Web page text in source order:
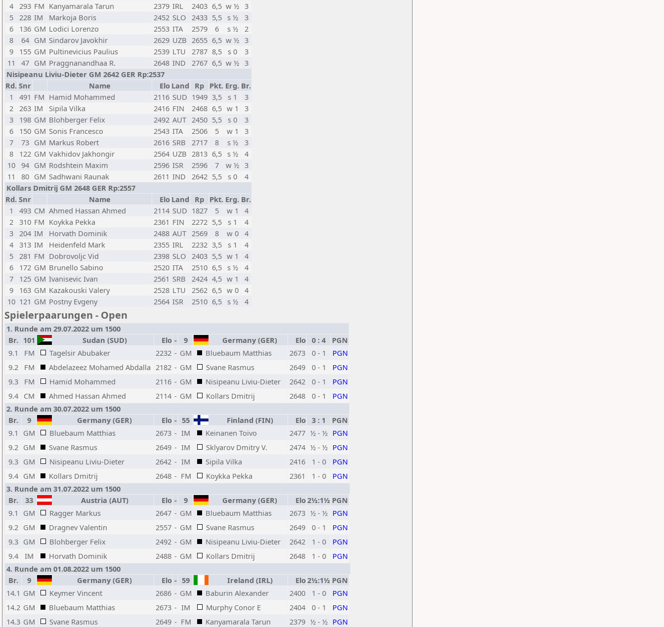
4 293 FM Kanyamarala Tarun 2379 IRL 2403 6,5 w ½ 3
5 228 IM Markoja Boris 2452 SLO 2433 5,5 s ½
3
6
136 GM Lodici Lorenzo 2553 ITA 2579 6 s ½
2
8
64 GM Sindarov Javokhir 2629 UZB 2655 6,5 w ½ 3
9
155 GM Pultinevicius Paulius 2539 LTU 2787 8,5 s 0
3
11
47 GM Praggnanandhaa R. 2648 IND 2767 6,5 w ½ 3
Nisipeanu Liviu-Dieter GM 2642 GER Rp:2537
Rd. Snr Name Elo Land Rp Pkt. Erg. Br.
1
491 FM Hamid Mohammed 2116 SUD 1949 3,5 s 1
3
2 263 IM Sipila Vilka 2416 FIN 2468 6,5 w 1
3
3
198 GM Blohberger Felix 2492 AUT 2450 5,5 s 0
3
6
150 GM Sonis Francesco 2543 ITA 2506 5 w 1
3
7
73 GM Markus Robert 2616 SRB 2717 8 s ½
3
8
122 GM Vakhidov Jakhongir 2564 UZB 2813 6,5 s ½
4
10 94 GM Rodshtein Maxim 2596 ISR 2596 7 w ½ 3
11
80 GM Sadhwani Raunak 2611 IND 2642 5,5 s 0
4
Kollars Dmitrij GM 2648 GER Rp:2557
Rd. Snr Name Elo Land Rp Pkt. Erg. Br.
1
493 CM Ahmed Hassan Ahmed 2114 SUD 1827 5 w 1
4
2 310 FM Koykka Pekka 2361 FIN 2272 5,5 s 1
4
3 204 IM Horvath Dominik 2488 AUT 2569 8 w 0
4
4 313 IM Heidenfeld Mark 2355 IRL 2232 3,5 s 1
4
5 281 FM Dobrovoljc Vid 2398 SLO 2403 5,5 w 1
4
6
172 GM Brunello Sabino 2520 ITA 2510 6,5 s ½
4
7
125 GM Ivanisevic Ivan 2561 SRB 2424 4,5 w 1
4
9
163 GM Kazakouski Valery 2528 LTU 2562 6,5 w 0
4
10 121 GM Postny Evgeny 2564 ISR 2510 6,5 s ½ 4
Spielerpaarungen - Open
1. Runde am 29.07.2022 um 1500
Br. 101 Sudan (SUD) Elo - 9 Germany (GER) Elo 0 : 4
PGN
9.1
FM Tagelsir Abubaker 2232 - GM Bluebaum Matthias 2673 0 - 1
PGN
9.2
FM Abdelazeez Mohamed Abdalla 2182 - GM Svane Rasmus 2649 0 - 1
PGN
9.3
FM Hamid Mohammed 2116 - GM Nisipeanu Liviu-Dieter 2642 0 - 1
PGN
9.4 CM Ahmed Hassan Ahmed 2114 - GM Kollars Dmitrij 2648 0 - 1
PGN
2. Runde am 30.07.2022 um 1500
Br.
9 Germany (GER) Elo - 55 Finland (FIN) Elo 3 : 1
PGN
9.1
GM Bluebaum Matthias 2673 - IM Keinanen Toivo 2477 ½ - ½ PGN
9.2 GM Svane Rasmus 2649 - IM Sklyarov Dmitry V. 2474 ½ - ½ PGN
9.3 GM Nisipeanu Liviu-Dieter 2642 - IM Sipila Vilka 2416 1 - 0
PGN
9.4 GM Kollars Dmitrij 2648 - FM Koykka Pekka 2361 1 - 0
PGN
3. Runde am 31.07.2022 um 1500
Br.
33 Austria (AUT) Elo - 9 Germany (GER) Elo2½:1½ PGN
9.1
GM Ragger Markus 2647 - GM Bluebaum Matthias 2673 ½ - ½ PGN
9.2 GM Dragnev Valentin 2557 - GM Svane Rasmus 2649 0 - 1
PGN
9.3 GM Blohberger Felix 2492 - GM Nisipeanu Liviu-Dieter 2642 1 - 0
PGN
9.4
IM Horvath Dominik 2488 - GM Kollars Dmitrij 2648 1 - 0
PGN
4. Runde am 01.08.2022 um 1500
Br.
9 Germany (GER) Elo - 59 Ireland (IRL) Elo2½:1½ PGN
14.1 GM Keymer Vincent 2686 - GM Baburin Alexander 2400 1 - 0
PGN
14.2 GM Bluebaum Matthias 2673 - IM Murphy Conor E 2404 0 - 1
PGN
14.3 GM Svane Rasmus 2649 - FM Kanyamarala Tarun 2379 ½ - ½ PGN